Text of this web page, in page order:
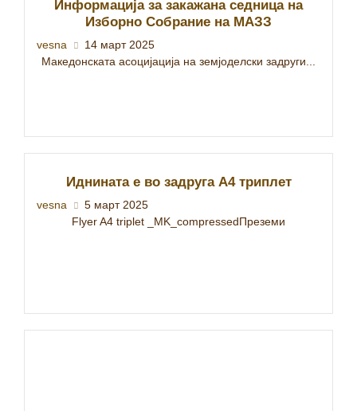
Информација за закажана седница на
Изборно Собрание на МАЗЗ
vesna
14 март 2025
Македонската асоцијација на земјоделски задруги...
Иднината е во задруга А4 триплет
vesna
5 март 2025
Flyer A4 triplet _MK_compressedПреземи